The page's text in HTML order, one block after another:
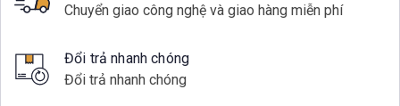
Chuyển giao công nghệ và giao hàng miễn phí
Đổi trả nhanh chóng
Đổi trả nhanh chóng